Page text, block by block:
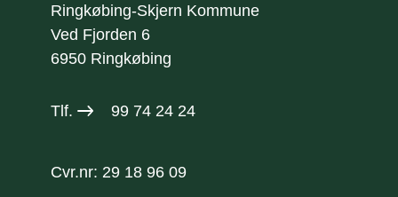
Ringkøbing-Skjern Kommune
Ved Fjorden 6
6950 Ringkøbing
Tlf. 99 74 24 24
Cvr.nr: 29 18 96 09